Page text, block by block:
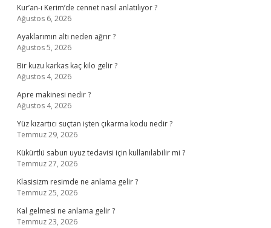
Kur’an-ı Kerim’de cennet nasıl anlatılıyor ?
Ağustos 6, 2026
Ayaklarımın altı neden ağrır ?
Ağustos 5, 2026
Bir kuzu karkas kaç kilo gelir ?
Ağustos 4, 2026
Apre makinesi nedir ?
Ağustos 4, 2026
Yüz kızartıcı suçtan işten çıkarma kodu nedir ?
Temmuz 29, 2026
Kükürtlü sabun uyuz tedavisi için kullanılabilir mi ?
Temmuz 27, 2026
Klasisizm resimde ne anlama gelir ?
Temmuz 25, 2026
Kal gelmesi ne anlama gelir ?
Temmuz 23, 2026